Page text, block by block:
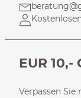
EUR
Verpassen